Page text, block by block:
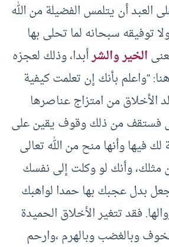
العبد أن يتلمس الفضيلة من الله
توفيقه سبحانه لما تحلى بها
الخير والشرأبدا، وذلك لعجزه
“واعلم بأنك إن تعلمت كيفية
الأخلاق من امتزاج عناصرها
فستقف من ذلك وقوف يقين على
فيها وأنها منح من الله تعالى
مثلك، وأنك لو وكلت إلى نفسك
بدل عجبك بها حمدا لواهبك
فقد تتغير الأخلاق الحميدة
وبالغضب وبالهرم ،وارحم